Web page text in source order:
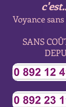
Voyance sans
SANS